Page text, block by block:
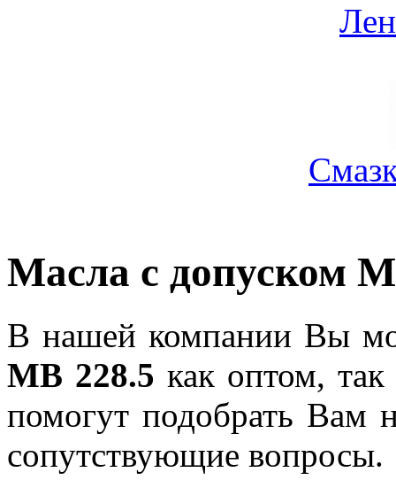
Масла с допуском
В нашей компании Вы
MB 228.5 как оптом,
помогут подобрать Вам
сопутствующие